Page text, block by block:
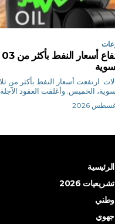
وكالات ارتفعت أسعار النفط بأكثر من
الخميس. وأغلقت العقود الآجلة لخام...
الرئيسية
تشريعيات 2026
وطني
جهوي